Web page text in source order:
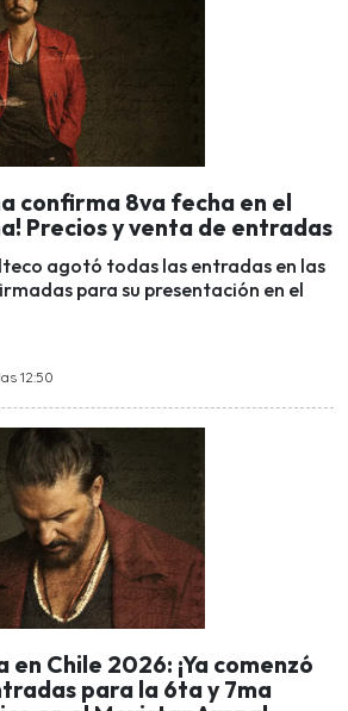
confirma 8va fecha en el
Precios y venta de entradas
agotó todas las entradas en las
para su presentación en el
12:50
en Chile 2026: ¡Ya comenzó
para la 6ta y 7ma